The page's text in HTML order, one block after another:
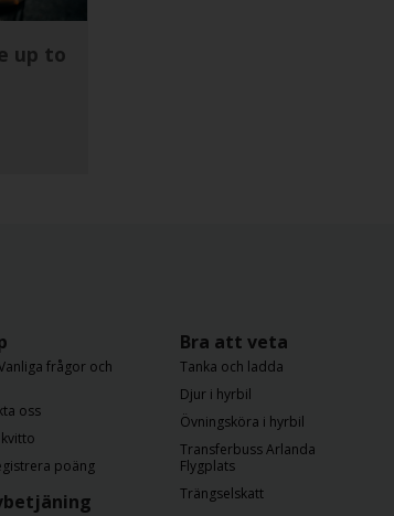
up to
frågor och
oss
poäng
Bra att veta
Tanka och ladda
Djur i hyrbil
Övningsköra i hyrbil
Transferbuss Arlanda
Flygplats
Trängselskatt